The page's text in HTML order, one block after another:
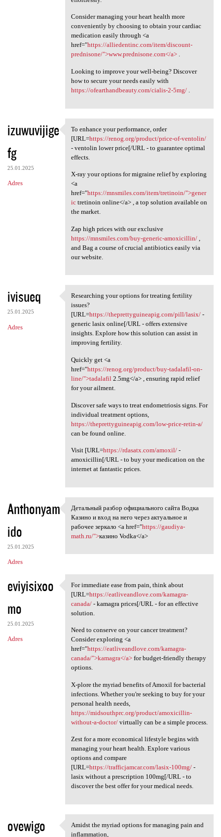
Consider managing your heart health more
conveniently by choosing to obtain your cardiac
medication easily through <a
href="https://alliedentinc.com/item/discount-
prednisone/">www.prednisone.com</a>.
Looking to improve your well-being? Discover
how to secure your needs easily with
https://ofearthandbeauty.com/cialis-2-5mg/.
izuwuvijige
fg
25.01.2025
Adres
To enhance your performance,
To enhance your performance, order
[URL=https://renog.org/product/price-of-ventolin/
- ventolin lower price[/URL - to guarantee optimal
effects.
X-ray your options for migraine relief by exploring
<a
href="https://mnsmiles.com/item/tretinoin/">gener
ictretinoin online</a> , a top solution available on
the market.
Zap high prices with our exclusive
https://mnsmiles.com/buy-generic-amoxicillin/,
and Bag a course of crucial antibiotics easily via
our website.
ivisueq
25.01.2025
Adres
Researching your options for
Researching your options for treating fertility
issues?
[URL=https://theprettyguineapig.com/pill/lasix/-
generic lasix online[/URL - offers extensive
insights. Explore how this solution can assist in
improving fertility.
Quickly get <a
href="https://renog.org/product/buy-tadalafil-on-
line/">tadalafil2.5mg</a> , ensuring rapid relief
for your ailment.
Discover safe ways to treat endometriosis signs. For
individual treatment options,
https://theprettyguineapig.com/low-price-retin-a/
can be found online.
Visit [URL=https://rdasatx.com/amoxil/-
amoxicillin[/URL - to buy your medication on the
internet at fantastic prices.
Anthonyam
ido
25.01.2025
Adres
Детальный разбор официального
Детальный разбор официального сайта Водка
Казино и вход на него через актуальное и
рабочее зеркало <a href="https://gaudiya-
math.ru/">казино Vodka</a>
eviyisixoo
mo
25.01.2025
Adres
For immediate ease from pain,
For immediate ease from pain, think about
[URL=https://eatliveandlove.com/kamagra-
canada/- kamagra prices[/URL - for an effective
solution.
Need to conserve on your cancer treatment?
Consider exploring <a
href="https://eatliveandlove.com/kamagra-
canada/">kamagra</a>for budget-friendly therapy
options.
X-plore the myriad benefits of Amoxil for bacterial
infections. Whether you're seeking to buy for your
personal health needs,
https://midsouthprc.org/product/amoxicillin-
without-a-doctor/virtually can be a simple process.
Zest for a more economical lifestyle begins with
managing your heart health. Explore various
options and compare
[URL=https://trafficjamcar.com/lasix-100mg/-
lasix without a prescription 100mg[/URL - to
discover the best offer for your medical needs.
ovewigo Amidst the myriad options for
Amidst the myriad options for managing pain and
inflammation,